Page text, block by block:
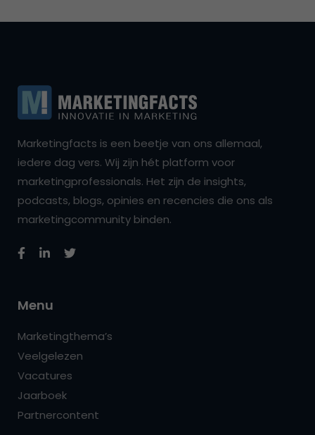
Marketingfacts is een beetje van ons allemaal,
iedere dag vers. Wij zijn hét platform voor
marketingprofessionals. Het zijn de insights,
podcasts, blogs, opinies en recencies die ons als
marketingcommunity binden.
Menu
Marketingthema’s
Veelgelezen
Vacatures
Jaarboek
Partnercontent